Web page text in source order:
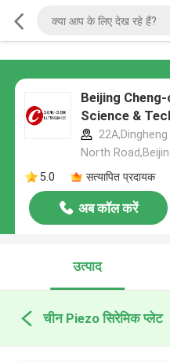
Beijing
Science &
North
5.0
सत्यापित प्रदायक
अब कॉल करें
उत्पाद
चीन Piezo सिरेमिक प्लेट